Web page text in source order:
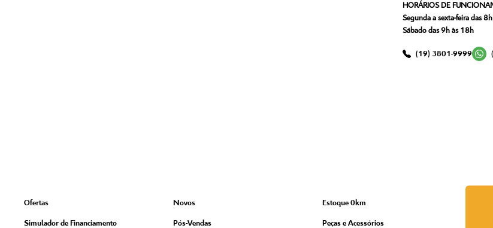
HORÁRIOS DE
Segunda a sexta-feira das
Sábado das 9h às 18h
(19) 3801-9999
Ofertas Novos Estoque 0km
Simulador de Financiamento Pós-Vendas Peças e Acessórios